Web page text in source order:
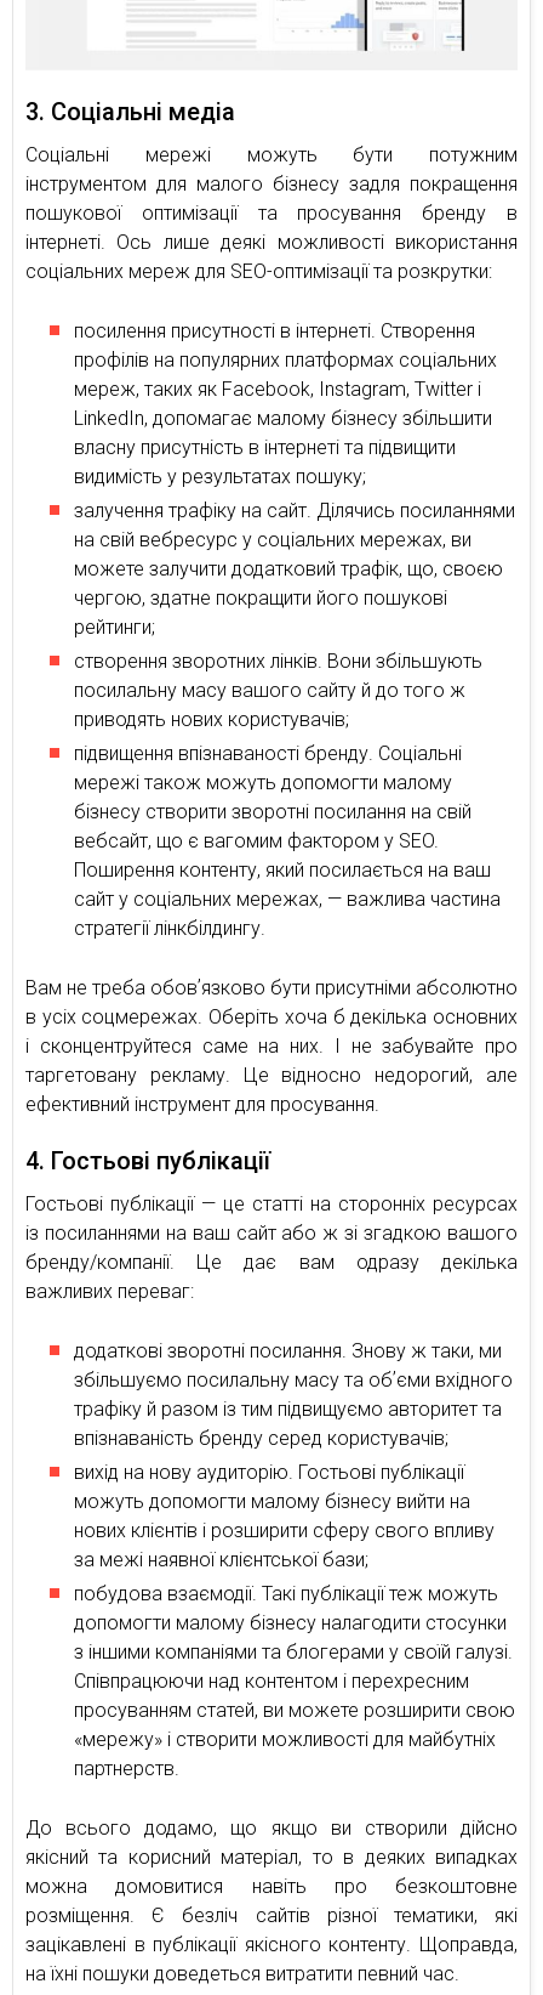
3. Соціальні медіа
Соціальні мережі можуть бути потужним
інструментом для малого бізнесу задля покращення
пошукової оптимізації та просування бренду в
інтернеті. Ось лише деякі можливості використання
соціальних мереж для SEO-оптимізації та розкрутки:
посилення присутності в інтернеті. Створення
профілів на популярних платформах соціальних
мереж, таких як Facebook, Instagram, Twitter і
LinkedIn, допомагає малому бізнесу збільшити
власну присутність в інтернеті та підвищити
видимість у результатах пошуку;
залучення трафіку на сайт. Ділячись посиланнями
на свій вебресурс у соціальних мережах, ви
можете залучити додатковий трафік, що, своєю
чергою, здатне покращити його пошукові
рейтинги;
створення зворотних лінків. Вони збільшують
посилальну масу вашого сайту й до того ж
приводять нових користувачів;
підвищення впізнаваності бренду. Соціальні
мережі також можуть допомогти малому
бізнесу створити зворотні посилання на свій
вебсайт, що є вагомим фактором у SEO.
Поширення контенту, який посилається на ваш
сайт у соціальних мережах, — важлива частина
стратегії лінкбілдингу.
Вам не треба обовʼязково бути присутніми абсолютно
в усіх соцмережах. Оберіть хоча б декілька основних
і сконцентруйтеся саме на них. І не забувайте про
таргетовану рекламу. Це відносно недорогий, але
ефективний інструмент для просування.
4. Гостьові публікації
Гостьові публікації — це статті на сторонніх ресурсах
із посиланнями на ваш сайт або ж зі згадкою вашого
бренду/компанії. Це дає вам одразу декілька
важливих переваг:
додаткові зворотні посилання. Знову ж таки, ми
збільшуємо посилальну масу та обʼєми вхідного
трафіку й разом із тим підвищуємо авторитет та
впізнаваність бренду серед користувачів;
вихід на нову аудиторію. Гостьові публікації
можуть допомогти малому бізнесу вийти на
нових клієнтів і розширити сферу свого впливу
за межі наявної клієнтської бази;
побудова взаємодії. Такі публікації теж можуть
допомогти малому бізнесу налагодити стосунки
з іншими компаніями та блогерами у своїй галузі.
Співпрацюючи над контентом і перехресним
просуванням статей, ви можете розширити свою
«мережу» і створити можливості для майбутніх
партнерств.
До всього додамо, що якщо ви створили дійсно
якісний та корисний матеріал, то в деяких випадках
можна домовитися навіть про безкоштовне
розміщення. Є безліч сайтів різної тематики, які
зацікавлені в публікації якісного контенту. Щоправда,
на їхні пошуки доведеться витратити певний час.